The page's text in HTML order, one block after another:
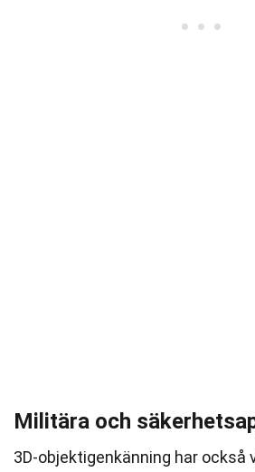
Militära och
3D-objektigenkänning har också